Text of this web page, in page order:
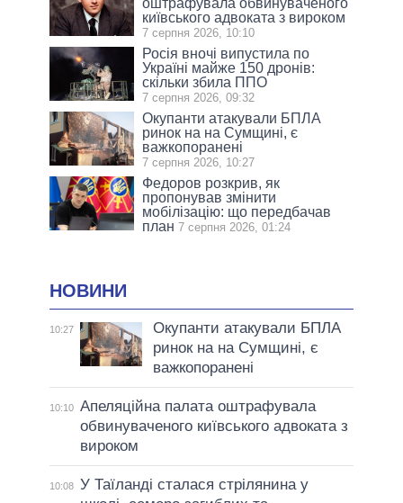
оштрафувала обвинуваченого
київського адвоката з вироком
7 серпня 2026, 10:10
Росія вночі випустила по
Україні майже 150 дронів:
скільки збила ППО
7 серпня 2026, 09:32
Окупанти атакували БПЛА
ринок на на Сумщині, є
важкопоранені
7 серпня 2026, 10:27
Федоров розкрив, як
пропонував змінити
мобілізацію: що передбачав
план 7 серпня 2026, 01:24
НОВИНИ
10:27
Окупанти атакували БПЛА
ринок на на Сумщині, є
важкопоранені
10:10 Апеляційна палата оштрафувала
обвинуваченого київського адвоката з
вироком
10:08 У Таїланді сталася стрілянина у